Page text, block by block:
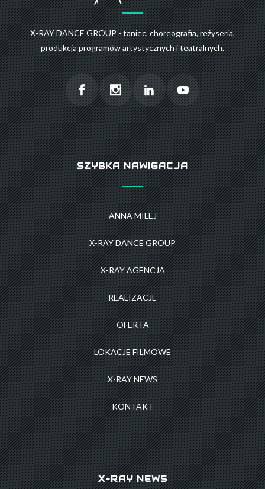
X-RAY DANCE GROUP - taniec, choreografia, reżyseria,
produkcja programów artystycznych i teatralnych.
SZYBKA NAWIGACJA
ANNA MILEJ
X-RAY DANCE GROUP
X-RAY AGENCJA
REALIZACJE
OFERTA
LOKACJE FILMOWE
X-RAY NEWS
KONTAKT
X-RAY NEWS